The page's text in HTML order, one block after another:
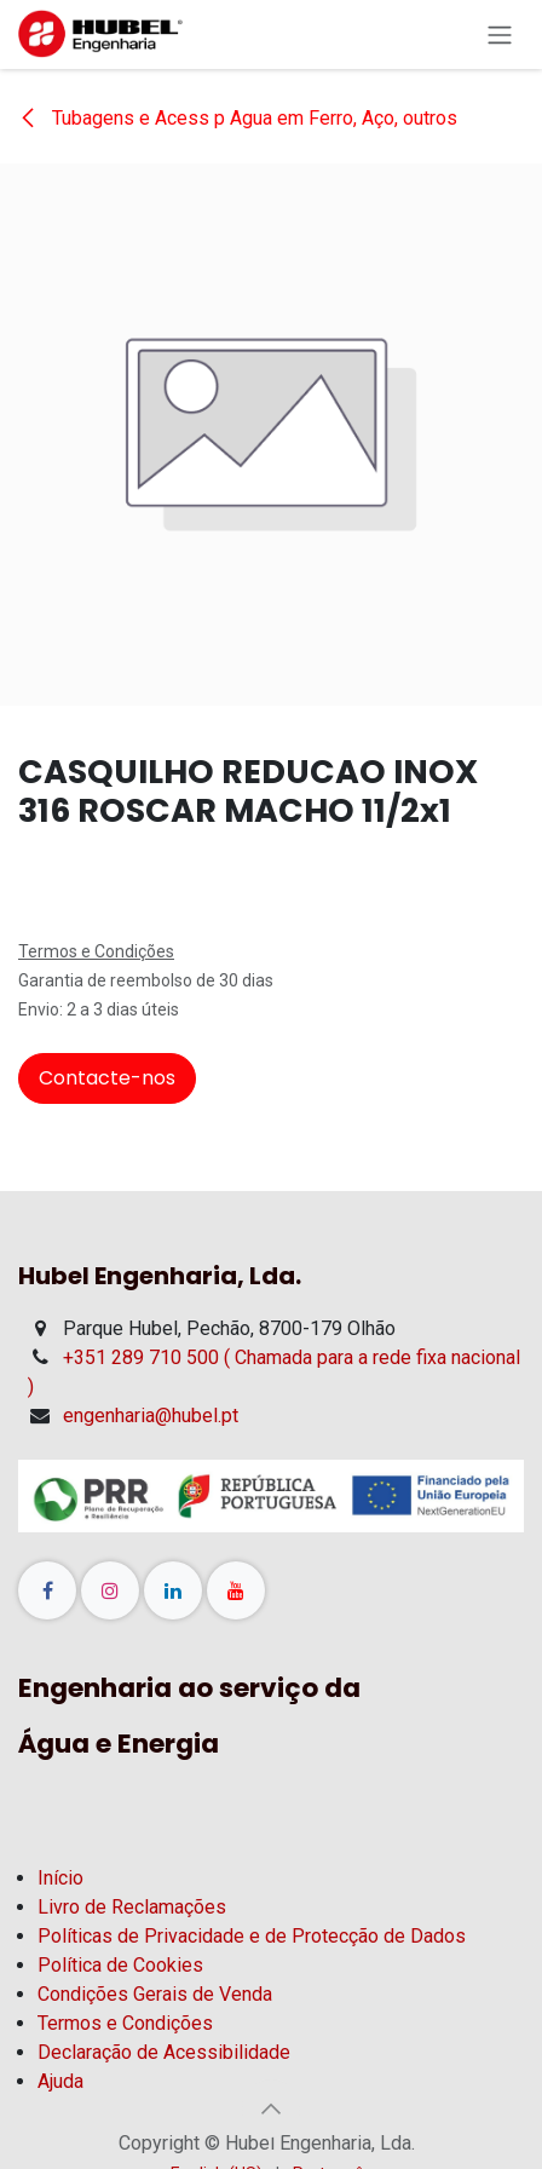
Pular para o conteúdo
Tubagens e Acess p Agua em Ferro, Aço, outros
CASQUILHO REDUCAO INOX
316 ROSCAR MACHO 11/2x1
Termos e Condições
Garantia de reembolso de 30 dias
Envio: 2 a 3 dias úteis
Contacte-nos
Hubel Engenharia, Lda.
Parque Hubel, Pechão, 8700-179 Olhão
+351 289 710 500 ( Chamada para a rede fixa nacional
)
engenharia@hubel.pt
Engenharia ao serviço da
Água e Energia
Início
Livro de Reclamações
Políticas de Privacidade e de Protecção de Dados
Política de Cookies
Condições Gerais de Venda
Termos e Condições
Declaração de Acessibilidade
Ajuda
Copyright © Hubel Engenharia, Lda.